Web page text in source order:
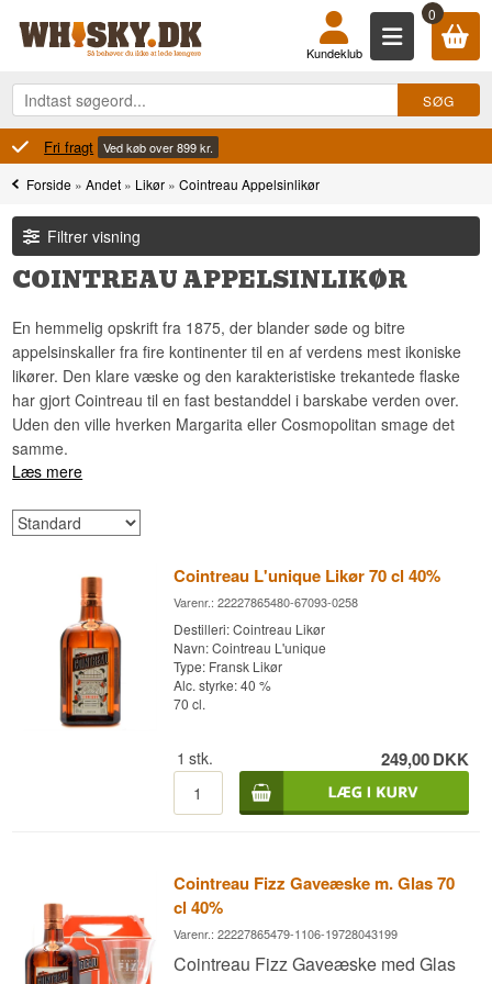
0
Kundeklub
Fri fragt Ved køb over 899 kr.
Forside »Andet » Likør »Cointreau Appelsinlikør
Filtrer visning
COINTREAU APPELSINLIKØR
En hemmelig opskrift fra 1875, der blander søde og bitre
appelsinskaller fra fire kontinenter til en af verdens mest ikoniske
likører. Den klare væske og den karakteristiske trekantede flaske
har gjort Cointreau til en fast bestanddel i barskabe verden over.
Uden den ville hverken Margarita eller Cosmopolitan smage det
samme.
Læs mere
Cointreau L'unique Likør 70 cl 40%
Varenr.: 22227865480-67093-0258
Destilleri: Cointreau Likør
Navn: Cointreau L'unique
Type: Fransk Likør
Alc. styrke: 40 %
70 cl.
1 stk. 249,00DKK
Cointreau Fizz Gaveæske m. Glas 70
cl 40%
Varenr.: 22227865479-1106-19728043199
Cointreau Fizz Gaveæske med Glas